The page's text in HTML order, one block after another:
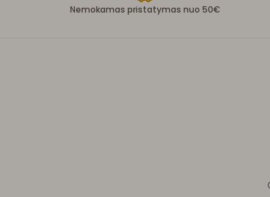
Nemokamas pristatymas nuo 50€